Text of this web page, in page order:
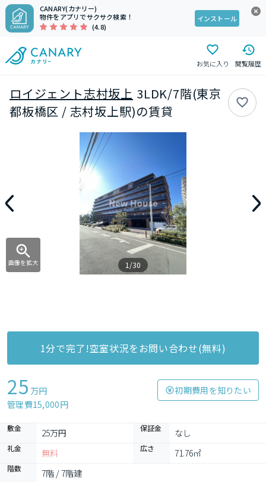
CANARY(カナリー)
物件をアプリでサクサク検索！
(4.8)
インストール
お気に入り 閲覧履歴
ロイジェント志村坂上 3LDK/7階(東京
都板橋区 / 志村坂上駅)の賃貸
画像を拡大 1/30
1分で完了!空室状況をお問い合わせ(無料)
25 万円
管理費15,000円
初期費用を知りたい
敷金 25万円 保証金 なし
礼金 無料 広さ 71.76㎡
階数 7階 / 7階建